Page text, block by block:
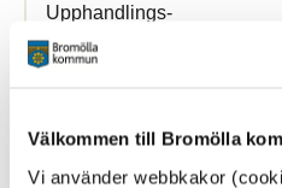
Välkommen till Bromölla
Vi använder webbkakor
Upphandlings-
Bromölla Kommun
Avgifter och taxor